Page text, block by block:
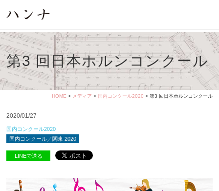
第3 回日本ホルンコンクール
HOME > メディア > 国内コンクール2020 > 第3 回日本ホルンコンクール
2020/01/27
国内コンクール2020
国内コンクール／関東 2020
LINEで送る